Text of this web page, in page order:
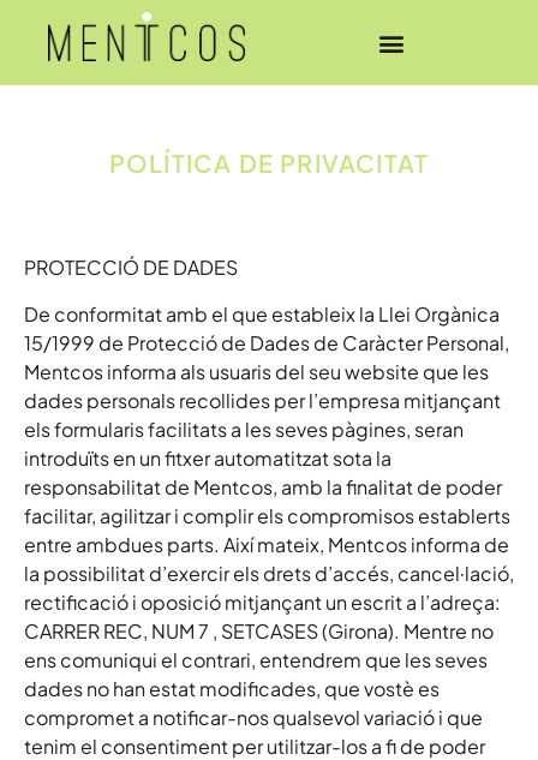
POLÍTICA DE PRIVACITAT
PROTECCIÓ DE DADES
De conformitat amb el que estableix la Llei Orgànica
15/1999 de Protecció de Dades de Caràcter Personal,
Mentcos informa als usuaris del seu website que les
dades personals recollides per l’empresa mitjançant
els formularis facilitats a les seves pàgines, seran
introduïts en un fitxer automatitzat sota la
responsabilitat de Mentcos, amb la finalitat de poder
facilitar, agilitzar i complir els compromisos establerts
entre ambdues parts. Així mateix, Mentcos informa de
la possibilitat d’exercir els drets d’accés, cancel·lació,
rectificació i oposició mitjançant un escrit a l’adreça:
CARRER REC, NUM 7 , SETCASES (Girona). Mentre no
ens comuniqui el contrari, entendrem que les seves
dades no han estat modificades, que vostè es
compromet a notificar-nos qualsevol variació i que
tenim el consentiment per utilitzar-los a fi de poder